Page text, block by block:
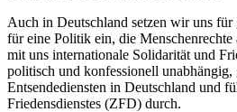
Auch in Deutschland setzen wir uns
für eine Politik ein, die Menschenrechte
mit uns internationale Solidarität und
politisch und konfessionell unabhängig,
Entsendediensten in Deutschland und
Friedensdienstes (ZFD) durch.